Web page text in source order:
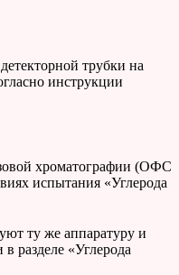
трубки на
инструкции
хроматографии (ОФС
испытания «Углерода
ту же аппаратуру и
разделе «Углерода